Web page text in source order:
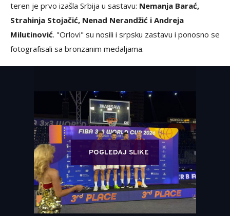
teren je prvo izašla Srbija u sastavu: Nemanja Barać,
Strahinja Stojačić, Nenad Nerandžić i Andreja
Milutinović. "Orlovi" su nosili i srpsku zastavu i ponosno se
fotografisali sa bronzanim medaljama.
POGLEDAJ SLIKE